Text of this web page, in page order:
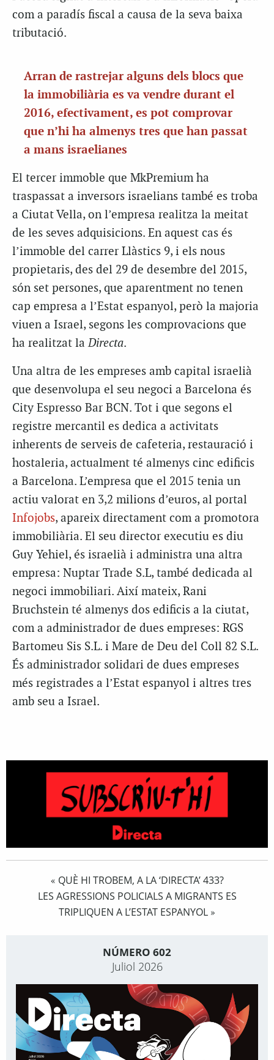
com a paradís fiscal a causa de la seva baixa
tributació.
Arran de rastrejar alguns dels blocs que
la immobiliària es va vendre durant el
2016, efectivament, es pot comprovar
que n’hi ha almenys tres que han passat
a mans israelianes
El tercer immoble que MkPremium ha
traspassat a inversors israelians també es troba
a Ciutat Vella, on l’empresa realitza la meitat
de les seves adquisicions. En aquest cas és
l’immoble del carrer Llàstics 9, i els nous
propietaris, des del 29 de desembre del 2015,
són set persones, que aparentment no tenen
cap empresa a l’Estat espanyol, però la majoria
viuen a Israel, segons les comprovacions que
ha realitzat laDirecta.
Una altra de les empreses amb capital israelià
que desenvolupa el seu negoci a Barcelona és
City Espresso Bar BCN. Tot i que segons el
registre mercantil es dedica a activitats
inherents de serveis de cafeteria, restauració i
hostaleria, actualment té almenys cinc edificis
a Barcelona. L’empresa que el 2015 tenia un
actiu valorat en 3,2 milions d’euros, al portal
Infojobs, apareix directament com a promotora
immobiliària. El seu director executiu es diu
Guy Yehiel, és israelià i administra una altra
empresa: Nuptar Trade S.L, també dedicada al
negoci immobiliari. Així mateix, Rani
Bruchstein té almenys dos edificis a la ciutat,
com a administrador de dues empreses: RGS
Bartomeu Sis S.L. i Mare de Deu del Coll 82 S.L.
És administrador solidari de dues empreses
més registrades a l’Estat espanyol i altres tres
amb seu a Israel.
« QUÈ HI TROBEM, A LA ‘DIRECTA’ 433?
LES AGRESSIONS POLICIALS A MIGRANTS ES
TRIPLIQUEN A L’ESTAT ESPANYOL »
NÚMERO 602
Juliol 2026